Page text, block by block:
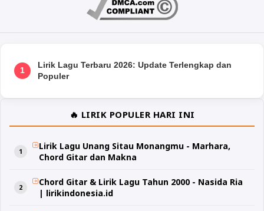
1
Lirik Lagu Terbaru 2026: Update Terlengkap dan
Populer
🔥 LIRIK POPULER HARI INI
Lirik Lagu Unang Sitau Monangmu - Marhara,
Chord Gitar dan Makna
Chord Gitar & Lirik Lagu Tahun 2000 - Nasida Ria
| lirikindonesia.id